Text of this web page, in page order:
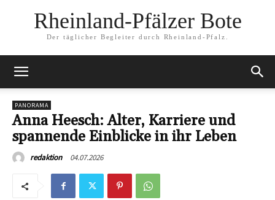
Rheinland-Pfälzer Bote
Der täglicher Begleiter durch Rheinland-Pfalz.
PANORAMA
Anna Heesch: Alter, Karriere und
spannende Einblicke in ihr Leben
redaktion 04.07.2026